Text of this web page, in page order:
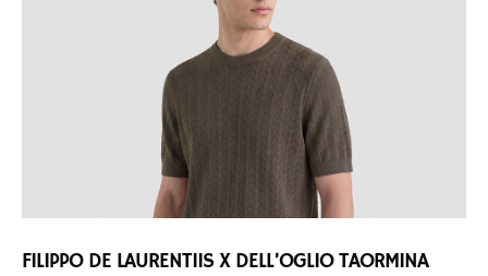
FILIPPO DE LAURENTIIS X DELL’OGLIO TAORMINA